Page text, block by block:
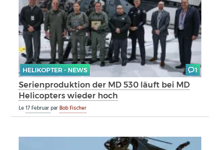
HELIKOPTER - NEWS 1
Serienproduktion der MD 530 läuft bei MD
Helicopters wieder hoch
Le17 FebruarparBob Fischer